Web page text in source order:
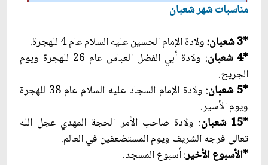
مناسبات شهر شعبان‏
*3 شعبان:
ولادة الإمام الحسين عليه السلام عام 4 للهجرة.
*4 شعبان
: ولادة أبي الفضل العباس عام 26 للهجرة ويوم
الجريح.
*5 شعبان
: ولادة الإمام السجاد عليه السلام عام 38 للهجرة
ويوم الأسير.
*15 شعبان
: ولادة صاحب الأمر الحجة المهدي عجل الله
تعالى فرجه الشريف ويوم المستضعفين في العالم.
*الأسبوع الأخير: أسبوع المسجد.